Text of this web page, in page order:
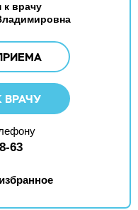
к врачу
ВРАЧУ
63